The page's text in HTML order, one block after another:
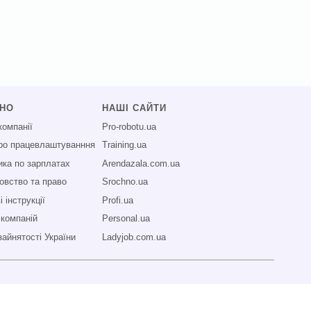
працевлаштуванння
по зарплатах
та право
України
НАШІ САЙТИ
Pro-robotu.ua
Training.ua
Arendazala.com.ua
Srochno.ua
Profi.ua
Personal.ua
Ladyjob.com.ua